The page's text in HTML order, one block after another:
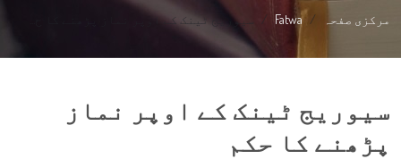
مرکزی صفحہ Fatwa سیوریج ٹینک کے اوپر نماز پڑھنے کا ح...
سیوریج ٹینک کے اوپر نماز
پڑھنے کا حکم